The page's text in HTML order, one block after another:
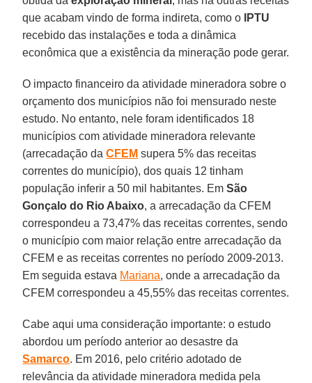
que acabam vindo de forma indireta, como o
IPTU
recebido das instalações e toda a dinâmica
econômica que a existência da mineração pode gerar.
O impacto financeiro da atividade mineradora sobre o
orçamento dos municípios não foi mensurado neste
estudo. No entanto, nele foram identificados 18
municípios com atividade mineradora relevante
(arrecadação daCFEM supera 5% das receitas
correntes do município), dos quais 12 tinham
população inferir a 50 mil habitantes. EmSão
Gonçalo do Rio Abaixo, a arrecadação da CFEM
correspondeu a 73,47% das receitas correntes, sendo
o município com maior relação entre arrecadação da
CFEM e as receitas correntes no período 2009-2013.
Em seguida estava Mariana, onde a arrecadação da
CFEM correspondeu a 45,55% das receitas correntes.
Cabe aqui uma consideração importante: o estudo
abordou um período anterior ao desastre da
Samarco. Em 2016, pelo critério adotado de
relevância da atividade mineradora medida pela